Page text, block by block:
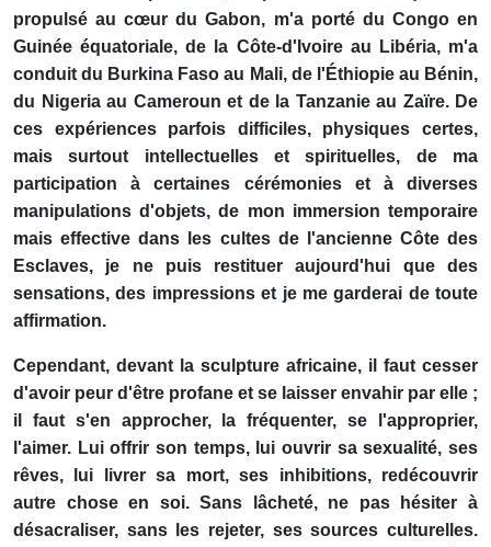
propulsé au cœur du Gabon, m'a porté du Congo en
Guinée équatoriale, de la Côte-d'Ivoire au Libéria, m'a
conduit du Burkina Faso au Mali, de l'Éthiopie au Bénin,
du Nigeria au Cameroun et de la Tanzanie au Zaïre. De
ces expériences parfois difficiles, physiques certes,
mais surtout intellectuelles et spirituelles, de ma
participation à certaines cérémonies et à diverses
manipulations d'objets, de mon immersion temporaire
mais effective dans les cultes de l'ancienne Côte des
Esclaves, je ne puis restituer aujourd'hui que des
sensations, des impressions et je me garderai de toute
affirmation.
Cependant, devant la sculpture africaine, il faut cesser
d'avoir peur d'être profane et se laisser envahir par elle ;
il faut s'en approcher, la fréquenter, se l'approprier,
l'aimer. Lui offrir son temps, lui ouvrir sa sexualité, ses
rêves, lui livrer sa mort, ses inhibitions, redécouvrir
autre chose en soi. Sans lâcheté, ne pas hésiter à
désacraliser, sans les rejeter, ses sources culturelles.